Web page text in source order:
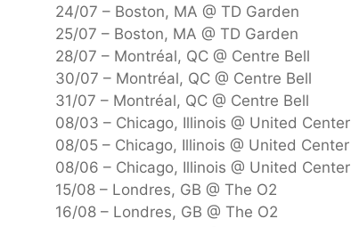
24/07 – Boston, MA @ TD Garden
25/07 – Boston, MA @ TD Garden
28/07 – Montréal, QC @ Centre Bell
30/07 – Montréal, QC @ Centre Bell
31/07 – Montréal, QC @ Centre Bell
08/03 – Chicago, Illinois @ United Center
08/05 – Chicago, Illinois @ United Center
08/06 – Chicago, Illinois @ United Center
15/08 – Londres, GB @ The O2
16/08 – Londres, GB @ The O2